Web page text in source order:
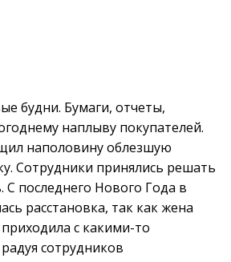
будни. Бумаги, отчеты,
наплыву покупателей.
наполовину облезшую
Сотрудники принялись решать
С последнего Нового Года в
расстановка, так как жена
с какими-то
сотрудников